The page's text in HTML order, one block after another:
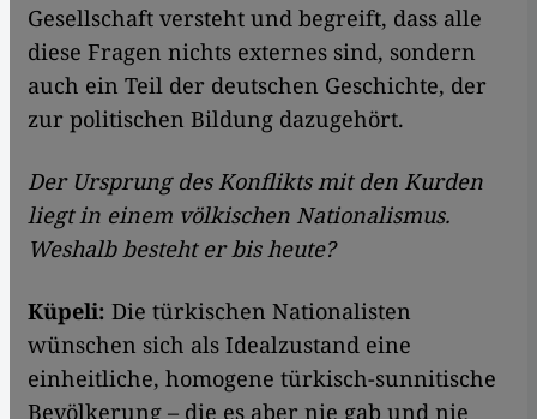
Gesellschaft versteht und begreift, dass alle
diese Fragen nichts externes sind, sondern
auch ein Teil der deutschen Geschichte, der
zur politischen Bildung dazugehört.
Der Ursprung des Konflikts mit den Kurden
liegt in einem völkischen Nationalismus.
Weshalb besteht er bis heute?
Küpeli: Die türkischen Nationalisten
wünschen sich als Idealzustand eine
einheitliche, homogene türkisch-sunnitische
Bevölkerung – die es aber nie gab und nie